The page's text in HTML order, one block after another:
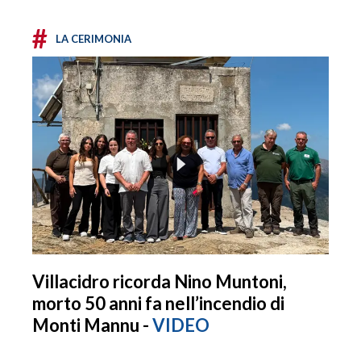
# LA CERIMONIA
Villacidro ricorda Nino Muntoni,
morto 50 anni fa nell’incendio di
Monti Mannu -VIDEO